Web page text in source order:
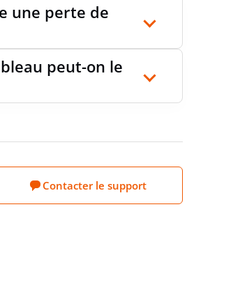
une perte de
peut-on le
Contacter le support